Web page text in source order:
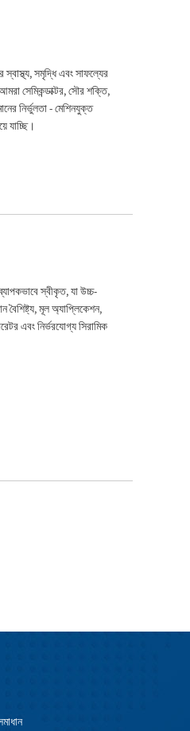
সমৃদ্ধি এবং সাফল্যের
সেমিকন্ডাক্টর, সৌর শক্তি,
নির্ভুলতা - মেশিনযুক্ত
যাচ্ছি।
স্বীকৃত, যা উচ্চ-
বৈশিষ্ট্য, মূল অ্যাপ্লিকেশন,
এবং নির্ভরযোগ্য সিরামিক